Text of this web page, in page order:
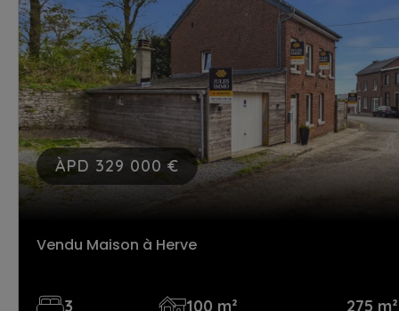
ÀPD 329 000 €
Vendu Maison à Herve
3 100 m² 275 m²